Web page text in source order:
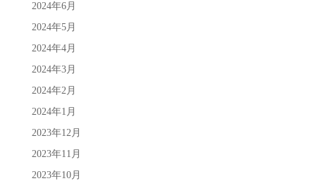
2024年6月
2024年5月
2024年4月
2024年3月
2024年2月
2024年1月
2023年12月
2023年11月
2023年10月